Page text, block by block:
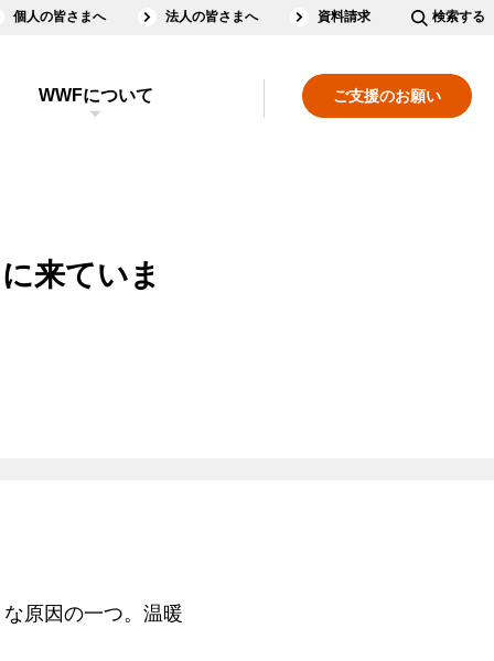
個人の皆さまへ 法人の皆さまへ 資料請求 検索する
ご支援のお願い
WWFについて
来ていま
原因の一つ。温暖